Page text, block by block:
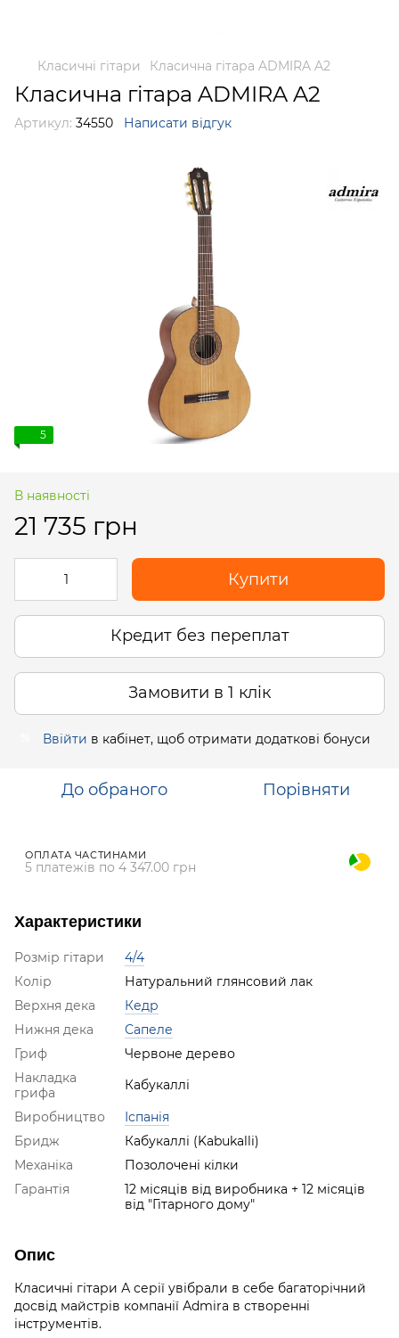
Класичні гітари Класична гітара ADMIRA A2
Класична гітара ADMIRA A2
Артикул: 34550 Написати відгук
5
В наявності
21 735 грн
Купити
Кредит без переплат
Замовити в 1 клік
Ввійти в кабінет, щоб отримати додаткові бонуси
До обраного Порівняти
ОПЛАТА ЧАСТИНАМИ
5 платежів по 4 347.00 грн
Характеристики
Розмір гітари
4/4
Колір
Натуральний глянсовий лак
Верхня дека
Кедр
Нижня дека
Сапеле
Гриф
Червоне дерево
Накладка
грифа
Кабукаллі
Виробництво
Іспанія
Бридж
Кабукаллі (Kabukalli)
Механіка
Позолочені кілки
Гарантія
12 місяців від виробника + 12 місяців
від "Гітарного дому"
Опис
Класичні гітари А серії увібрали в себе багаторічний
досвід майстрів компанії Аdmira в створенні
інструментів.